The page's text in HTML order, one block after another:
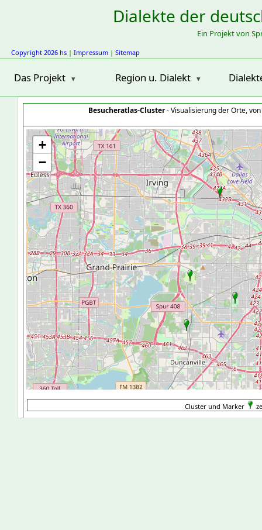
Dialekte der
Ein Projekt von
Copyright 2026 hs | Impressum | Sitemap
Das Projekt Region u. Dialekt
Besucheratlas-Cluster- Visualisierung der Orte,
+
−
Cluster und Marker